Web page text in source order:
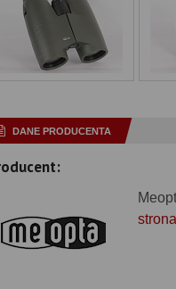
DANE PRODUCENTA